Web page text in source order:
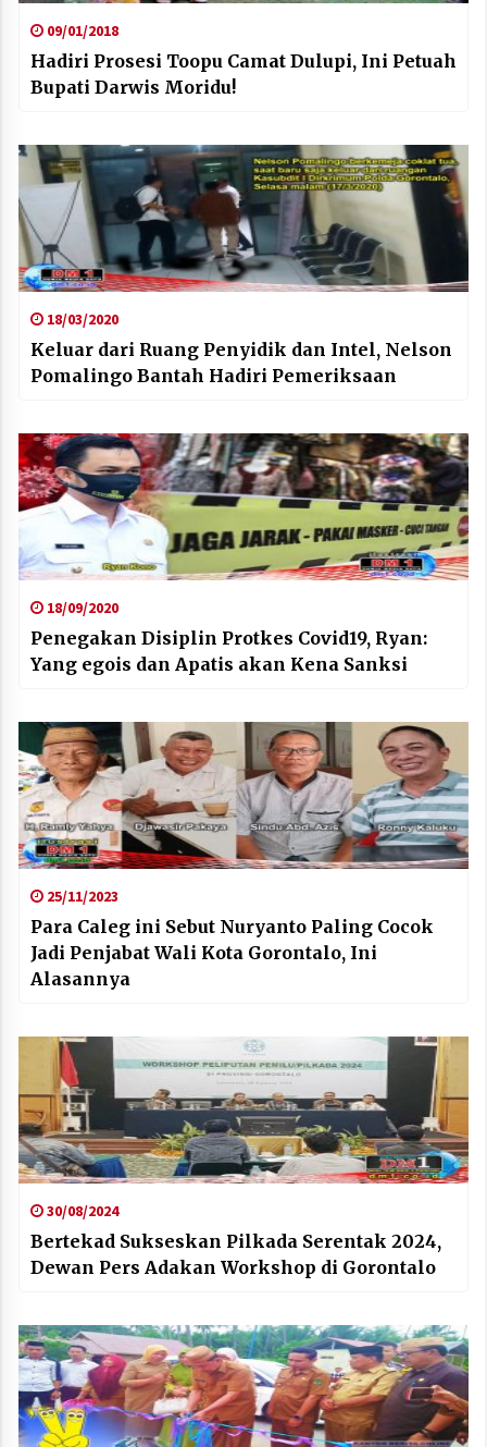
09/01/2018
Hadiri Prosesi Toopu Camat Dulupi, Ini Petuah
Bupati Darwis Moridu!
18/03/2020
Keluar dari Ruang Penyidik dan Intel, Nelson
Pomalingo Bantah Hadiri Pemeriksaan
18/09/2020
Penegakan Disiplin Protkes Covid19, Ryan:
Yang egois dan Apatis akan Kena Sanksi
25/11/2023
Para Caleg ini Sebut Nuryanto Paling Cocok
Jadi Penjabat Wali Kota Gorontalo, Ini
Alasannya
30/08/2024
Bertekad Sukseskan Pilkada Serentak 2024,
Dewan Pers Adakan Workshop di Gorontalo